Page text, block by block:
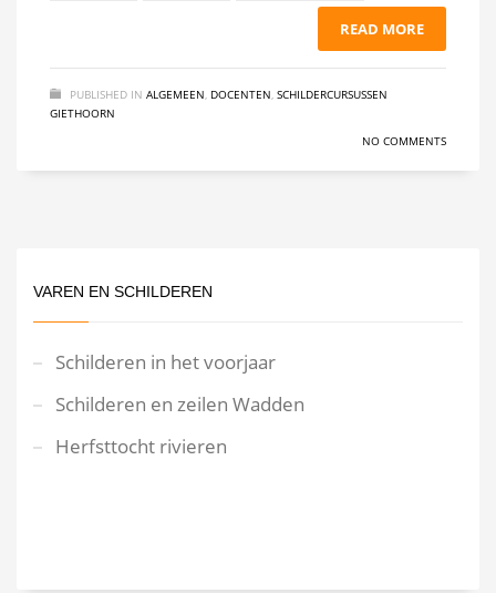
READ MORE
PUBLISHED IN ALGEMEEN DOCENTEN SCHILDERCURSUSSEN
GIETHOORN
NO COMMENTS
VAREN EN SCHILDEREN
Schilderen in het voorjaar
Schilderen en zeilen Wadden
Herfsttocht rivieren